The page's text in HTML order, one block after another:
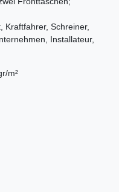
Kraftfahrer, Schreiner,
Installateur,
m²